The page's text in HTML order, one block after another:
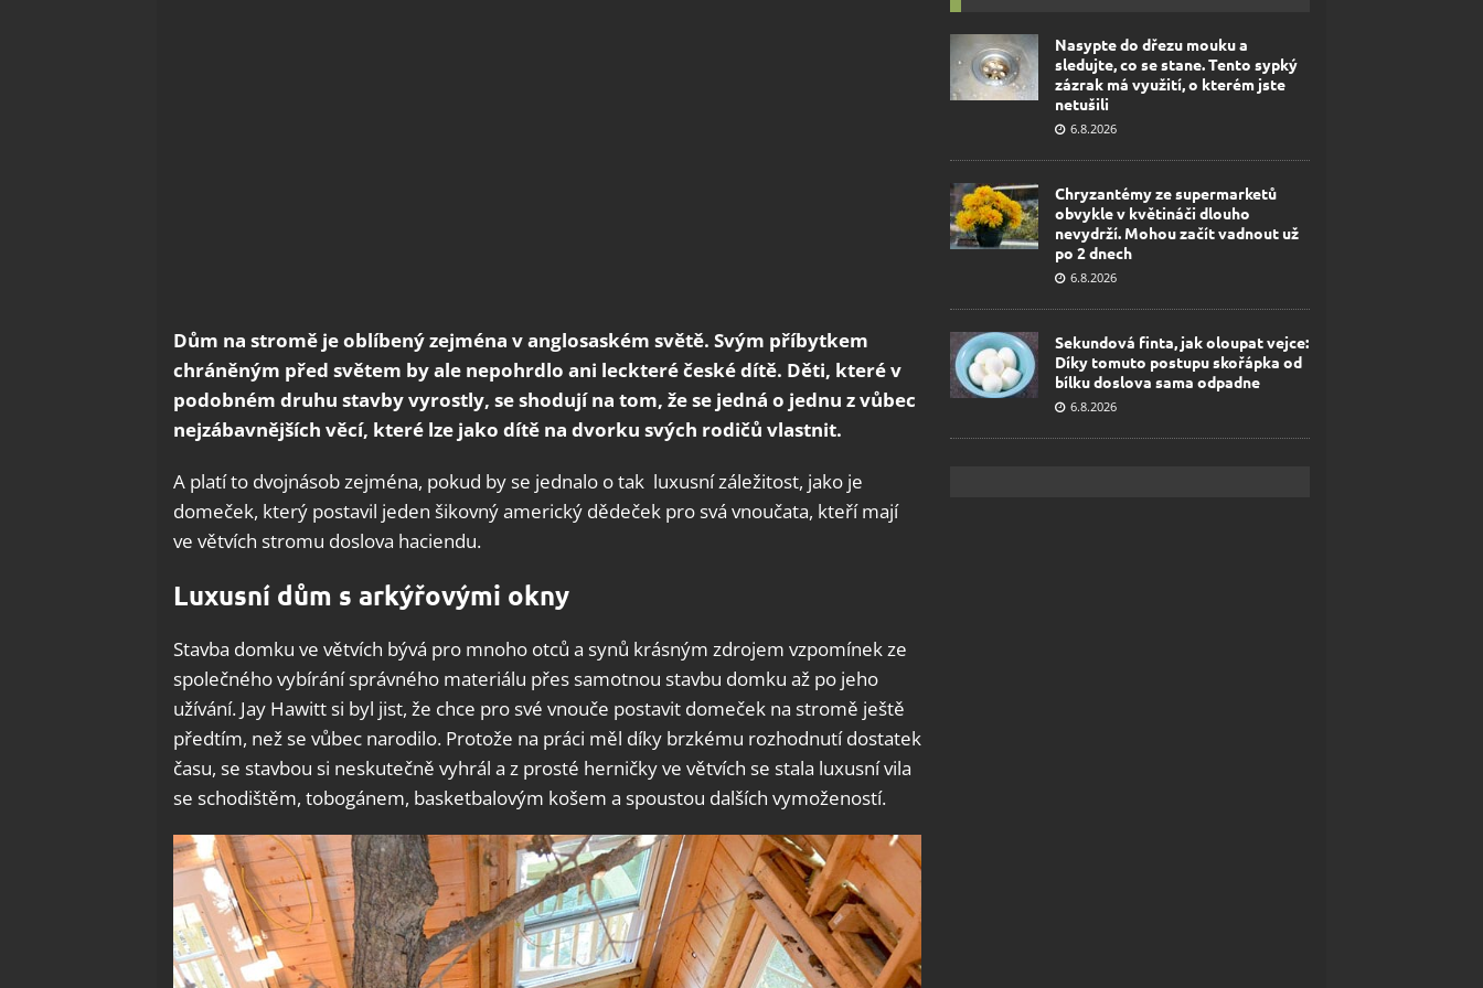
Dům na stromě je oblíbený zejména v anglosaském světě. Svým příbytkem
chráněným před světem by ale nepohrdlo ani leckteré české dítě. Děti, které v
podobném druhu stavby vyrostly, se shodují na tom, že se jedná o jednu z vůbec
nejzábavnějších věcí, které lze jako dítě na dvorku svých rodičů vlastnit.
A platí to dvojnásob zejména, pokud by se jednalo o tak luxusní záležitost, jako je
domeček, který postavil jeden šikovný americký dědeček pro svá vnoučata, kteří mají
ve větvích stromu doslova haciendu.
Luxusní dům s arkýřovými okny
Stavba domku ve větvích bývá pro mnoho otců a synů krásným zdrojem vzpomínek ze
společného vybírání správného materiálu přes samotnou stavbu domku až po jeho
užívání. Jay Hawitt si byl jist, že chce pro své vnouče postavit domeček na stromě ještě
předtím, než se vůbec narodilo. Protože na práci měl díky brzkému rozhodnutí dostatek
času, se stavbou si neskutečně vyhrál a z prosté herničky ve větvích se stala luxusní vila
se schodištěm, tobogánem, basketbalovým košem a spoustou dalších vymožeností.
Nasypte do dřezu mouku a
sledujte, co se stane. Tento sypký
zázrak má využití, o kterém jste
netušili
6.8.2026
Chryzantémy ze supermarketů
obvykle v květináči dlouho
nevydrží. Mohou začít vadnout už
po 2 dnech
6.8.2026
Sekundová finta, jak oloupat vejce:
Díky tomuto postupu skořápka od
bílku doslova sama odpadne
6.8.2026